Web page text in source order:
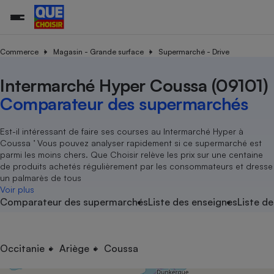
Commerce Magasin - Grande surface Supermarché - Drive
Intermarché Hyper Coussa (09101)
Comparateur des supermarchés
Est-il intéressant de faire ses courses au Intermarché Hyper à
Coussa ’ Vous pouvez analyser rapidement si ce supermarché est
parmi les moins chers. Que Choisir relève les prix sur une centaine
de produits achetés régulièrement par les consommateurs et dresse
un palmarès de tous
Voir plus
Comparateur des supermarchésListe des enseignesListe
Occitanie Ariège Coussa
Additifs
Magasin - Grande surface
Méthode de vente -
Organismes de défense
Système judiciairegratuit
Déchet
Achat - Vente - Travaux
Location
Sport
électrique
Démarche administrative
Senior
Service marchand
Train
Transport aérien
Toutes les actualités
Enquêtes
Guides d'achat
Conseils
Brèves
Tous les services
Soumettre un litige
Lettres types
Rencontrer une association locale
Tous nos combats
Nos actions
Nos grandes victoires
Les billets de la présidente
Nos associations locales
Nous rejoindre
En savoir plus sur Que Choisir Ensemble
L’association
Nos missions
Notre méthodologie
Notre financement
Nos partenaires
Nous rejoindre